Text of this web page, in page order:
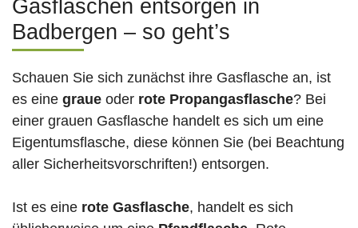
Gasflaschen entsorgen in
Badbergen – so geht’s
Schauen Sie sich zunächst ihre Gasflasche an, ist
es eine graue oder rote Propangasflasche? Bei
einer grauen Gasflasche handelt es sich um eine
Eigentumsflasche, diese können Sie (bei Beachtung
aller Sicherheitsvorschriften!) entsorgen.
Ist es eine rote Gasflasche, handelt es sich